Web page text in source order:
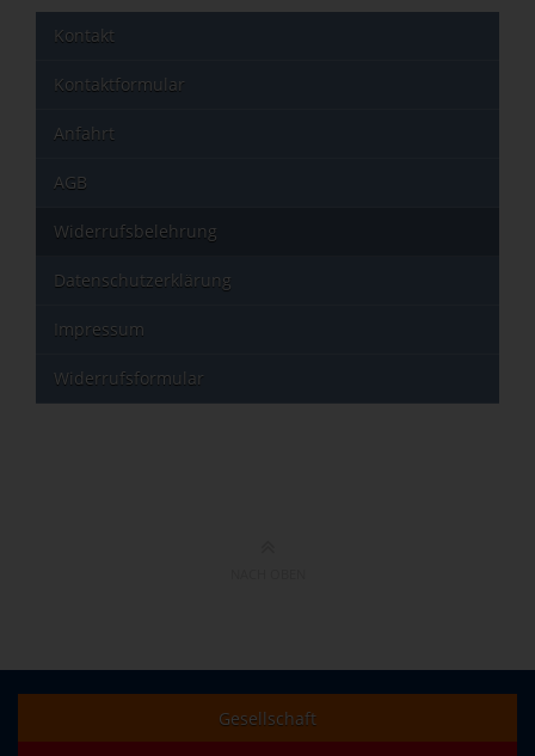
Kontakt
Kontaktformular
Anfahrt
AGB
Widerrufsbelehrung
Datenschutzerklärung
Impressum
Widerrufsformular
Gesellschaft